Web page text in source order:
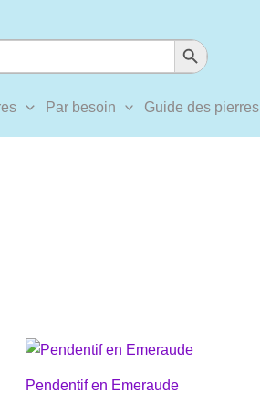
Search Button
Par besoin Guide des pierres
Pendentif en Emeraude